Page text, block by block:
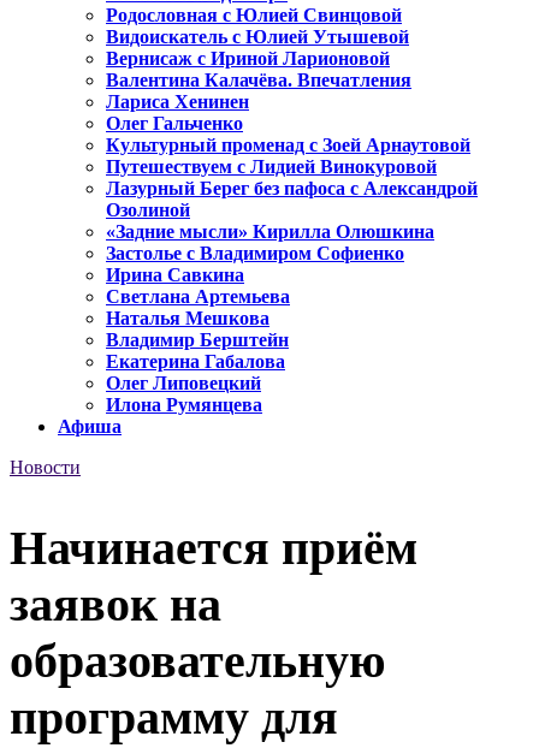
Родословная с Юлией Свинцовой
Видоискатель с Юлией Утышевой
Вернисаж с Ириной Ларионовой
Валентина Калачёва. Впечатления
Лариса Хенинен
Олег Гальченко
Культурный променад с Зоей Арнаутовой
Путешествуем с Лидией Винокуровой
Лазурный Берег без пафоса с Александрой
Озолиной
«Задние мысли» Кирилла Олюшкина
Застолье с Владимиром Софиенко
Ирина Савкина
Светлана Артемьева
Наталья Мешкова
Владимир Берштейн
Екатерина Габалова
Олег Липовецкий
Илона Румянцева
Афиша
Новости
Начинается приём
заявок на
образовательную
программу для